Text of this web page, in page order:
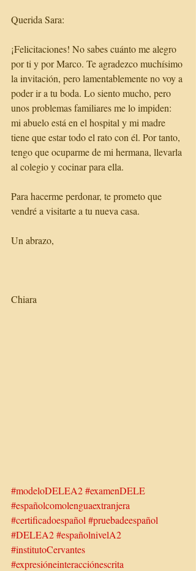
Querida Sara:
¡Felicitaciones! No sabes cuánto me alegro
por ti y por Marco. Te agradezco muchísimo
la invitación, pero lamentablemente no voy a
poder ir a tu boda. Lo siento mucho, pero
unos problemas familiares me lo impiden:
mi abuelo está en el hospital y mi madre
tiene que estar todo el rato con él. Por tanto,
tengo que ocuparme de mi hermana, llevarla
al colegio y cocinar para ella.
Para hacerme perdonar, te prometo que
vendré a visitarte a tu nueva casa.
Un abrazo,
Chiara
#modeloDELEA2#examenDELE
#españolcomolenguaextranjera
#certificadoespañol #pruebadeespañol
#DELEA2#españolnivelA2
#institutoCervantes
#expresióneinteracciónescrita